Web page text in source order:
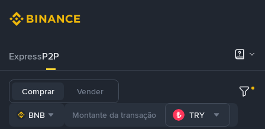
ExpressP2P
Comprar Vender
BNB TRY